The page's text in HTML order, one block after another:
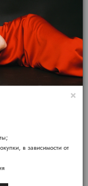
×
в зависимости от